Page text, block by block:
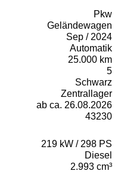
Pkw
Geländewagen
Sep / 2024
Automatik
25.000 km
5
Schwarz
Zentrallager
ab ca. 26.08.2026
43230
219 kW / 298 PS
Diesel
2.993 cm³